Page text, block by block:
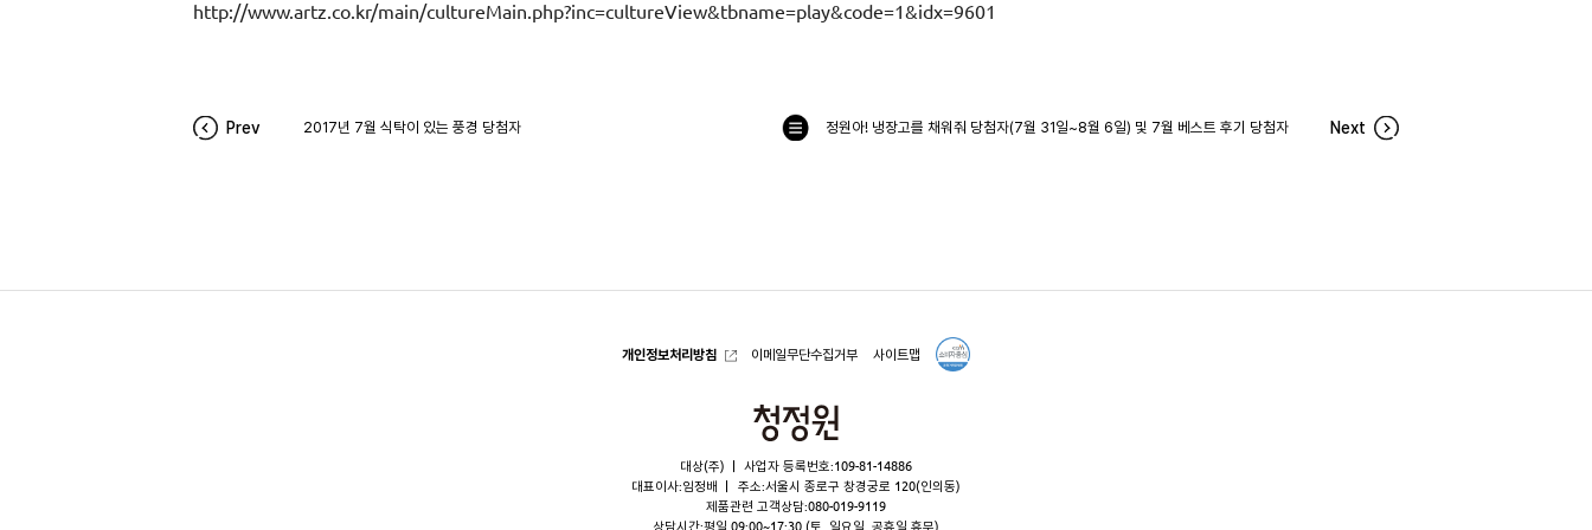
http://www.artz.co.kr/main/cultureMain.php?inc=cultureView&tbname=play&code=1&idx=9601
Prev 2017년 7월 식탁이 있는 풍경 당첨자 정원아! 냉장고를 채워줘 당첨자(7월 31일~8월 6일) 및 7월 베스트 후기 당첨자 Next
목
개인정보처리방침 이메일무단수집거부 사이트맵
청
원
대상(주)
사업자 등록번호:109-81-14886
대표이사:임정배
주소:서울시 종로구 창경궁로 120(인의동)
제품관련 고객상담:080-019-9119
상담시간:평일 09:00~17:30 (토, 일요일, 공휴일 휴무)